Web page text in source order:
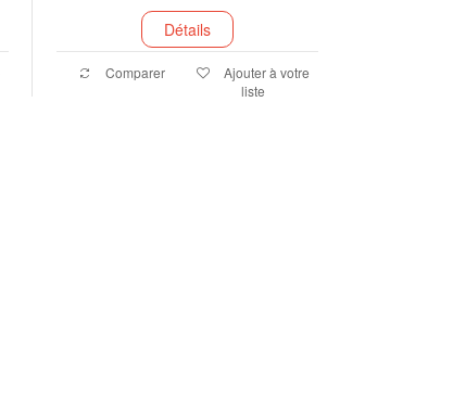
Détails
Comparer
Ajouter à votre
liste